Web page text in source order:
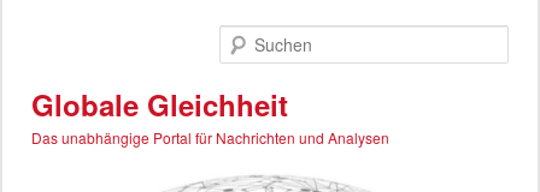
Globale Gleichheit
Das unabhängige Portal für Nachrichten und Analysen